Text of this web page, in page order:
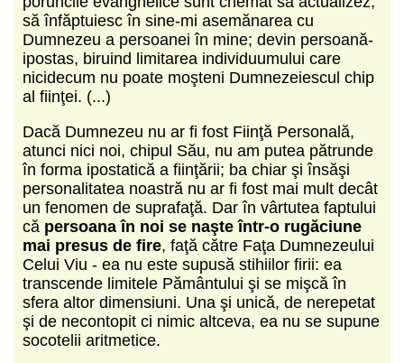
să înfăptuiesc în sine-mi asemănarea cu
Dumnezeu a persoanei în mine; devin persoană-
ipostas, biruind limitarea individuumului care
nicidecum nu poate moşteni Dumnezeiescul chip
al fiinţei. (...)
Dacă Dumnezeu nu ar fi fost Fiinţă Personală,
atunci nici noi, chipul Său, nu am putea pătrunde
în forma ipostatică a fiinţării; ba chiar şi însăşi
personalitatea noastră nu ar fi fost mai mult decât
un fenomen de suprafaţă. Dar în vârtutea faptului
că persoana în noi se naşte într-o rugăciune
mai presus de fire, faţă către Faţa Dumnezeului
Celui Viu - ea nu este supusă stihiilor firii: ea
transcende limitele Pământului şi se mişcă în
sfera altor dimensiuni. Una şi unică, de nerepetat
şi de necontopit ci nimic altceva, ea nu se supune
socotelii aritmetice.